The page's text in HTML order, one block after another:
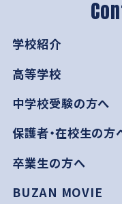
学校紹介
高等学校
中学校受験の方へ
保護者・在校生の方
卒業生の方へ
BUZAN MOVIE